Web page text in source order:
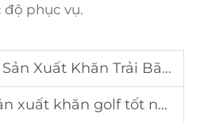
phục vụ.
Khăn Trải Bãi Biển Bông Tại Phần Lan
khăn golf tốt nhất 7 ở Đan Mạch